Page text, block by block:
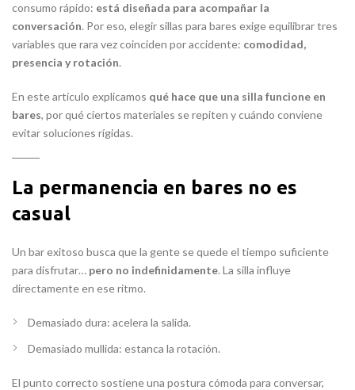
consumo rápido: está diseñada para acompañar la
conversación. Por eso, elegir sillas para bares exige equilibrar tres
variables que rara vez coinciden por accidente: comodidad,
presencia y rotación.
En este artículo explicamos qué hace que una silla funcione en
bares, por qué ciertos materiales se repiten y cuándo conviene
evitar soluciones rígidas.
La permanencia en bares no es
casual
Un bar exitoso busca que la gente se quede el tiempo suficiente
para disfrutar… pero no indefinidamente. La silla influye
directamente en ese ritmo.
Demasiado dura: acelera la salida.
Demasiado mullida: estanca la rotación.
El punto correcto sostiene una postura cómoda para conversar,